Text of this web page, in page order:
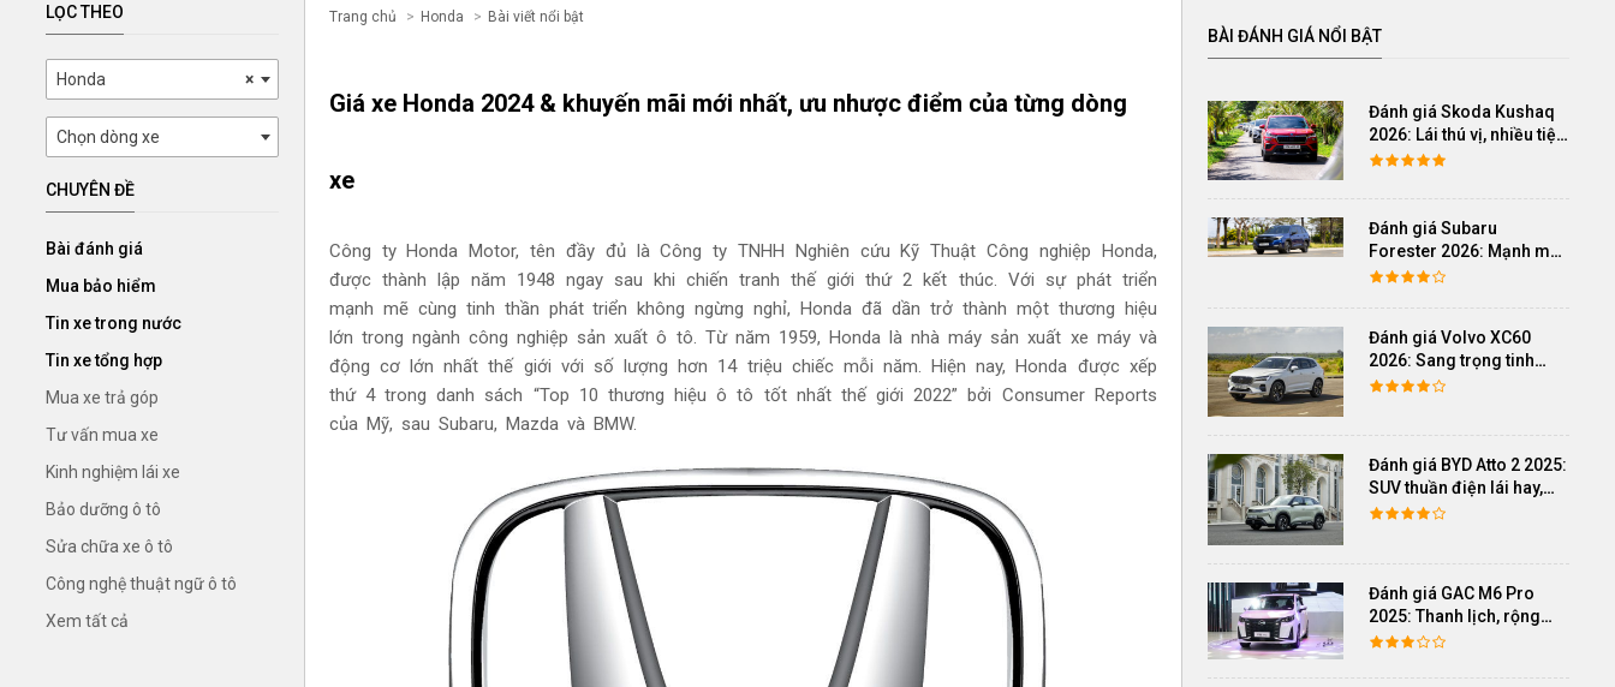
LỌC THEO
×
Honda
Chọn dòng xe
CHUYÊN ĐỀ
Bài đánh giá
Mua bảo hiểm
Tin xe trong nước
Tin xe tổng hợp
Mua xe trả góp
Tư vấn mua xe
Kinh nghiệm lái xe
Bảo dưỡng ô tô
Sửa chữa xe ô tô
Công nghệ thuật ngữ ô tô
Xem tất cả
Trang chủ Honda Bài viết nổi bật
Giá xe Honda 2024 & khuyến mãi mới nhất, ưu nhược điểm của từng dòng
xe
Công ty Honda Motor, tên đầy đủ là Công ty TNHH Nghiên cứu Kỹ Thuật Công nghiệp Honda,
được thành lập năm 1948 ngay sau khi chiến tranh thế giới thứ 2 kết thúc. Với sự phát triển
mạnh mẽ cùng tinh thần phát triển không ngừng nghỉ, Honda đã dần trở thành một thương hiệu
lớn trong ngành công nghiệp sản xuất ô tô. Từ năm 1959, Honda là nhà máy sản xuất xe máy và
động cơ lớn nhất thế giới với số lượng hơn 14 triệu chiếc mỗi năm. Hiện nay, Honda được xếp
thứ 4 trong danh sách “Top 10 thương hiệu ô tô tốt nhất thế giới 2022” bởi Consumer Reports
của Mỹ, sau Subaru, Mazda và BMW.
BÀI ĐÁNH GIÁ NỔI BẬT
Đánh giá Skoda Kushaq
2026: Lái thú vị, nhiều tiện
nghi, giá cạnh tranh
Đánh giá Subaru
Forester 2026: Mạnh mẽ,
êm ái đi cùng hệ thống
Đánh giá Volvo XC60
2026: Sang trọng tinh
giản, an toàn và đủ khác
Đánh giá BYD Atto 2 2025:
SUV thuần điện lái hay,
cách âm vượt trội
Đánh giá GAC M6 Pro
2025: Thanh lịch, rộng
rãi, đầy đủ tiện nghi, vận